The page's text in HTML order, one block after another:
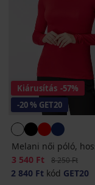
Kiárusítás -57%
-20 % GET20
Melani női póló,
Kedvezmény
3 540 Ft Eredeti ár
8 250 Ft
2 840 Ft kód GET20